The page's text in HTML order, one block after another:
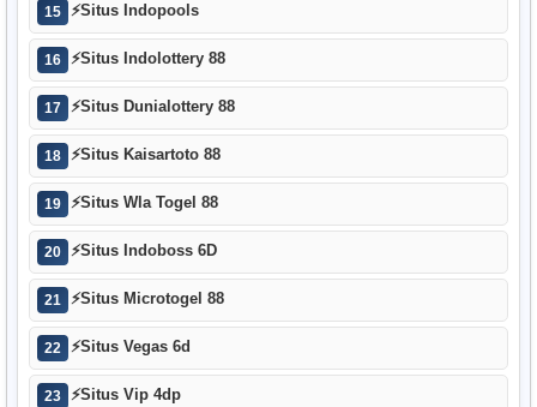
15 ⚡Situs Indopools
16 ⚡Situs Indolottery 88
17 ⚡Situs Dunialottery 88
18 ⚡Situs Kaisartoto 88
19 ⚡Situs Wla Togel 88
20 ⚡Situs Indoboss 6D
21 ⚡Situs Microtogel 88
22 ⚡Situs Vegas 6d
23 ⚡Situs Vip 4dp